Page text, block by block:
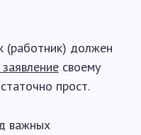
(работник) должен
своему
прост.
важных